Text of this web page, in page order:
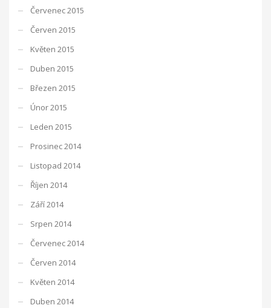
Červenec 2015
Červen 2015
Květen 2015
Duben 2015
Březen 2015
Únor 2015
Leden 2015
Prosinec 2014
Listopad 2014
Říjen 2014
Září 2014
Srpen 2014
Červenec 2014
Červen 2014
Květen 2014
Duben 2014